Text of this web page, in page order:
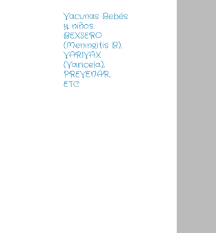
Vacunas Bebés
y niños.
BEXSERO
(Meningitis B),
VARIVAX
(Varicela),
PREVENAR,
ETC